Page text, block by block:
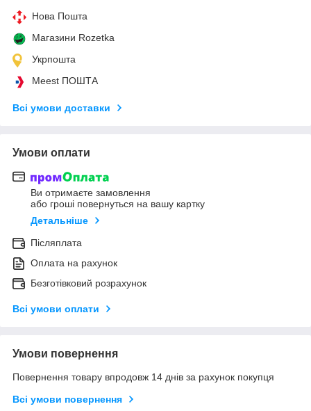
Нова Пошта
Магазини Rozetka
Укрпошта
Meest ПОШТА
Всі умови доставки
Умови оплати
Ви отримаєте замовлення
або гроші повернуться на вашу картку
Детальніше
Післяплата
Оплата на рахунок
Безготівковий розрахунок
Всі умови оплати
Умови повернення
Повернення товару впродовж 14 днів за рахунок покупця
Всі умови повернення